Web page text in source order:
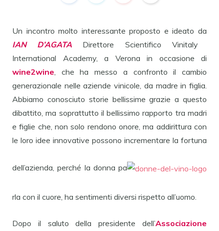
Un incontro molto interessante proposto e ideato da
IAN D’AGATA Direttore Scientifico Vinitaly
International Academy, a Verona in occasione di
wine2wine , che ha messo a confronto il cambio
generazionale nelle aziende vinicole, da madre in figlia.
Abbiamo conosciuto storie bellissime grazie a questo
dibattito, ma soprattutto il bellissimo rapporto tra madri
e figlie che, non solo rendono onore, ma addirittura con
le loro idee innovative possono incrementare la fortuna
dell’azienda, perché la donna pa
rla con il cuore, ha sentimenti diversi rispetto all’uomo.
Dopo il saluto della presidente dell’Associazione